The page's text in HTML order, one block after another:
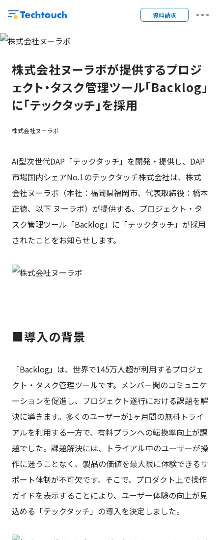
資料請求
株式会社ヌーラボが提供するプロジ
ェクト・タスク管理ツール「Backlog」
に「テックタッチ」を採用
株式会社ヌーラボ
AI型次世代DAP「テックタッチ」を開発・提供し、DAP
市場国内シェアNo.1のテックタッチ株式会社は、株式
会社ヌーラボ（本社：福岡県福岡市、代表取締役：橋本
正徳、以下 ヌーラボ）が提供する、プロジェクト・タ
スク管理ツール「Backlog」に「テックタッチ」が採用
されたことをお知らせします。
■導入の背景
「Backlog」は、世界で145万人超が利用するプロジェ
クト・タスク管理ツールです。メンバー間のコミュニケ
ーションを促進し、プロジェクト遂行における課題を解
決に導きます。多くのユーザーが1ヶ月間の無料トライ
アルを利用する一方で、有料プランへの転換率向上が課
題でした。課題解決には、トライアル中のユーザーが操
作に迷うことなく、製品の価値を最大限に体験できるサ
ポート体制が不可欠です。そこで、プロダクト上で操作
ガイドを表示することにより、ユーザー体験の向上が見
込める「テックタッチ」の導入を決定しました。